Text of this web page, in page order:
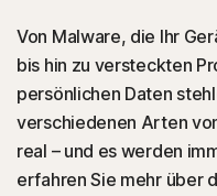
Deutschland
Von Malware, die Ihr
bis hin zu versteckten
persönlichen Daten
verschiedenen Arten
real – und es werden
erfahren Sie mehr über